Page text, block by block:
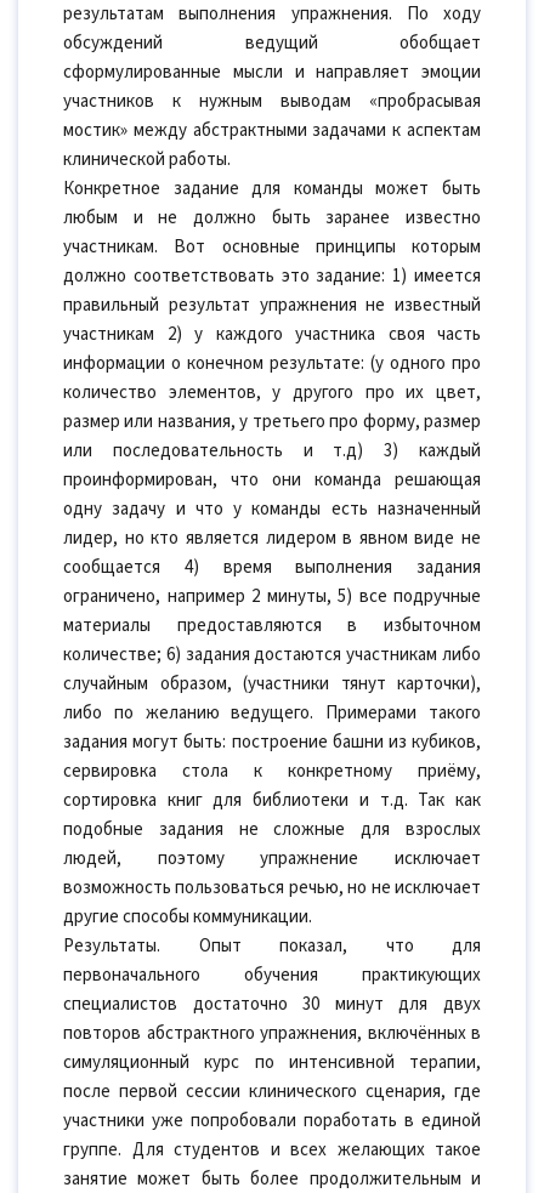
результатам выполнения упражнения. По ходу
обсуждений ведущий обобщает
сформулированные мысли и направляет эмоции
участников к нужным выводам «пробрасывая
мостик» между абстрактными задачами к аспектам
клинической работы.
Конкретное задание для команды может быть
любым и не должно быть заранее известно
участникам. Вот основные принципы которым
должно соответствовать это задание: 1) имеется
правильный результат упражнения не известный
участникам 2) у каждого участника своя часть
информации о конечном результате: (у одного про
количество элементов, у другого про их цвет,
размер или названия, у третьего про форму, размер
или последовательность и т.д) 3) каждый
проинформирован, что они команда решающая
одну задачу и что у команды есть назначенный
лидер, но кто является лидером в явном виде не
сообщается 4) время выполнения задания
ограничено, например 2 минуты, 5) все подручные
материалы предоставляются в избыточном
количестве; 6) задания достаются участникам либо
случайным образом, (участники тянут карточки),
либо по желанию ведущего. Примерами такого
задания могут быть: построение башни из кубиков,
сервировка стола к конкретному приёму,
сортировка книг для библиотеки и т.д. Так как
подобные задания не сложные для взрослых
людей, поэтому упражнение исключает
возможность пользоваться речью, но не исключает
другие способы коммуникации.
Результаты. Опыт показал, что для
первоначального обучения практикующих
специалистов достаточно 30 минут для двух
повторов абстрактного упражнения, включённых в
симуляционный курс по интенсивной терапии,
после первой сессии клинического сценария, где
участники уже попробовали поработать в единой
группе. Для студентов и всех желающих такое
занятие может быть более продолжительным и